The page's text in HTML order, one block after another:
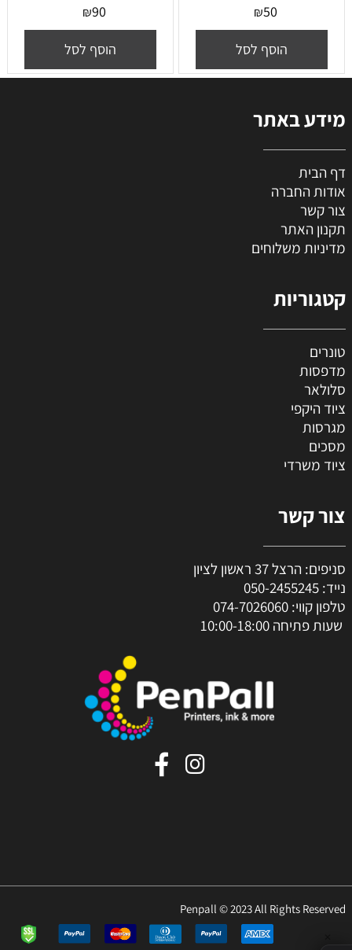
₪50
הוסף לסל
₪90
הוסף לסל
מידע באתר
דף הבית
אודות החברה
צור קשר
תקנון האתר
מדיניות משלוחים
קטגוריות
טונרים
מדפסות
סלולאר
ציוד היקפי
מגרסות
מסכים
ציוד משרדי
צור קשר
סניפים: הרצל 37 ראשון לציון
נייד: 050-2455245
טלפון קווי: 074-7026060
שעות פתיחה 10:00-18:00
Penpall © 2023 All Rights Reserved